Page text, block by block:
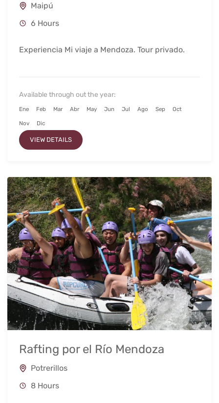
Maipú
6 Hours
Experiencia Mi viaje a Mendoza. Tour privado.
Available through out the year:
Ene Feb Mar Abr May Jun Jul Ago Sep Oct
Nov Dic
VIEW DETAILS
Rafting por el Río Mendoza
Potrerillos
8 Hours